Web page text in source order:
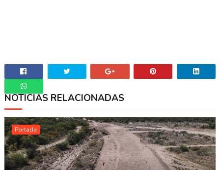
Whatsapp
NOTICIAS RELACIONADAS
Portada